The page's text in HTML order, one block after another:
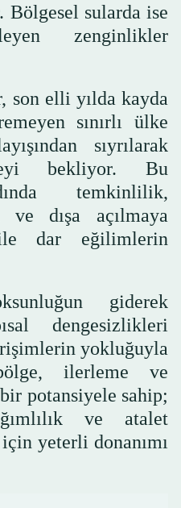
Bölgesel sularda ise
zenginlikler
son elli yılda kayda
sınırlı ülke
sıyrılarak
bekliyor. Bu
temkinlilik,
ve dışa açılmaya
dar eğilimlerin
giderek
dengesizlikleri
yokluğuyla
ilerleme ve
potansiyele sahip;
ve atalet
yeterli donanımı